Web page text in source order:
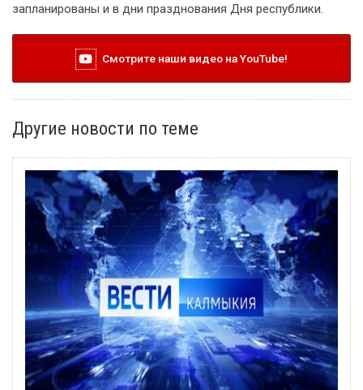
запланированы и в дни празднования Дня республики.
Смотрите наши видео на YouTube!
Другие новости по теме